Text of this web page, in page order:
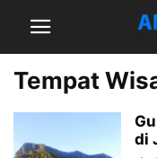
Tempat
di